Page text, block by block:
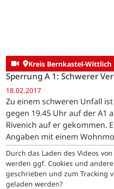
Kreis Bernkastel-Wittlich
Sperrung A 1: Schwerer
18.02.2017
Zu einem schweren Unfall
gegen 19.45 Uhr auf der A1
Rivenich auf er gekommen.
Angaben mit einem
Autofahrer starb noch an
Durch das Laden des Videos
werden ggf. Cookies und
geschrieben und zum Tracking
geladen werden?